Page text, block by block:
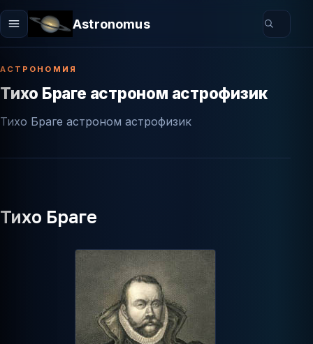
Astronomus
АСТРОНОМИЯ
Тихо Браге астроном астрофизик
Тихо Браге астроном астрофизик
Тихо Браге